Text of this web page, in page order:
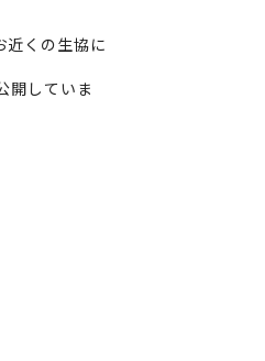
近くの生協に
開していま